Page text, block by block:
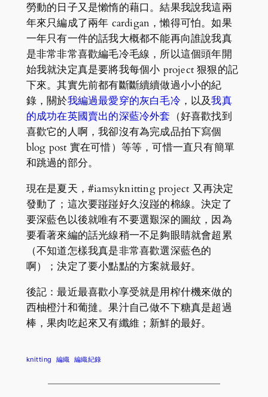
勞動的日子又是懶惰的藉口。結果我說我這兩
年來只編成了兩年 cardigan，懶得可怕。如果
一年只有一件的話我大概都不能再向誰說我真
是非常非常喜歡編毛冷毛線，所以這個頭年開
始我就決定真是要將我每個小 project 狠狠的記
下來。其實先前都有斷斷續續做過小小的紀
錄，關於我編過最愛穿的灰白毛冷，以及我真
的成功在英國賣出的深藍冷外套 （好喜歡找到
喜歡它的人啊，我卻沒有為完成品拍下寫個
blog post 實在可惜）等等，可惜一直只有簡單
和跳過的部分。
現在是夏天，#iamsyknitting project 又再決定
發動了；這次要踫踫好久沒踫的棉線。決定了
要深藍色以後就唯有不要選艱深的圖紋，因為
要看著來編的話光線稍一不足夠眼睛就會超累
（不知道怎樣我真是非常喜歡選深藍色的
啊）；決定了要小點點的方案就最好。
後記：最近最喜歡小享受就是用榨什機來做的
西柚橙汁和葡撻。果汁自己做不下糖真是超過
棒，果肉吃起來又有纖維；新鮮的最好。
knitting 編織 編織紀錄